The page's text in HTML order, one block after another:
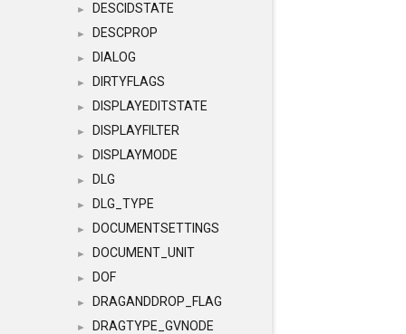
► DESCIDSTATE
► DESCPROP
► DIALOG
► DIRTYFLAGS
► DISPLAYEDITSTATE
► DISPLAYFILTER
► DISPLAYMODE
► DLG
► DLG_TYPE
► DOCUMENTSETTINGS
► DOCUMENT_UNIT
► DOF
► DRAGANDDROP_FLAG
► DRAGTYPE_GVNODE